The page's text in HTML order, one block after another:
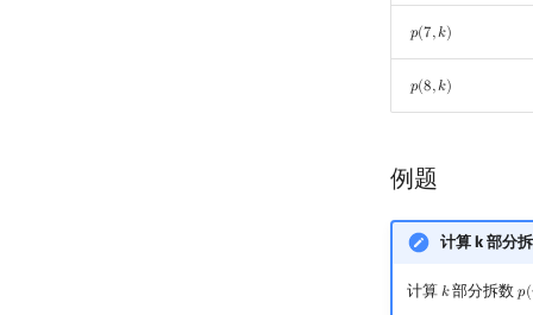
𝑝(7,𝑘)
p(7,k)
𝑝(8,𝑘)
p(8,k)
例题
计算 k 部分
计算 𝑘
k部分拆数𝑝(
p(